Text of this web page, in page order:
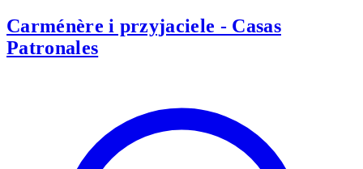
Carménère i przyjaciele - Casas
Patronales